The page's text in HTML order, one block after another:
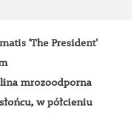
'The President'
mrozoodporna
w półcieniu